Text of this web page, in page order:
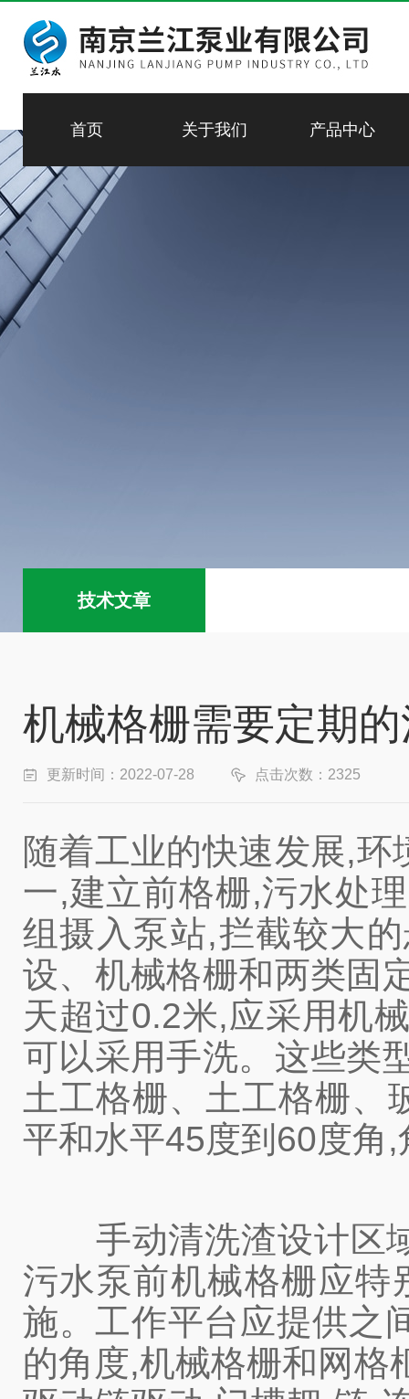
首页 关于我们 产品中心
技术文章
机械格栅需要定期
更新时间：2022-07-28 点击次数：2325
随着工业的快速发展,
一,建立前格栅,污水处
组摄入泵站,拦截较大
设、机械格栅和两类固
天超过0.2米,应采用机
可以采用手洗。这些类
土工格栅、土工格栅、
平和水平45度到60度角
手动清洗渣设计区域
污水泵前机械格栅应
施。工作平台应提供之
的角度,机械格栅和网格